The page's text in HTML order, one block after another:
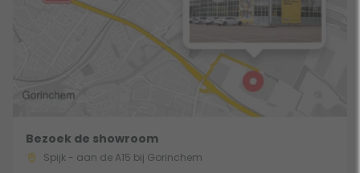
Bezoek de showroom
Spijk - aan de A15 bij Gorinchem